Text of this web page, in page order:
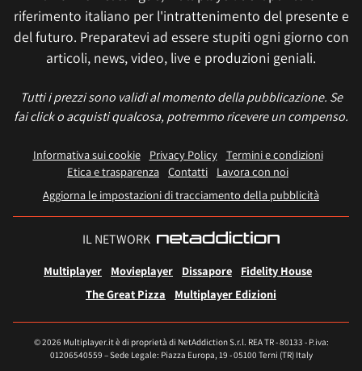
riferimento italiano per l'intrattenimento del presente e
del futuro. Preparatevi ad essere stupiti ogni giorno con
articoli, news, video, live e produzioni geniali.
Tutti i prezzi sono validi al momento della pubblicazione. Se
fai click o acquisti qualcosa, potremmo ricevere un compenso.
Informativa sui cookie Privacy Policy
Termini e condizioni
Etica e trasparenza Contatti
Lavora con noi
Aggiorna le impostazioni di tracciamento della pubblicità
IL NETWORK
Multiplayer Movieplayer Dissapore
Fidelity House
The Great Pizza
Multiplayer Edizioni
© 2026 Multiplayer.it è di proprietà di NetAddiction S.r.l. REA TR - 80133 - P.iva:
01206540559 – Sede Legale: Piazza Europa, 19 - 05100 Terni (TR) Italy